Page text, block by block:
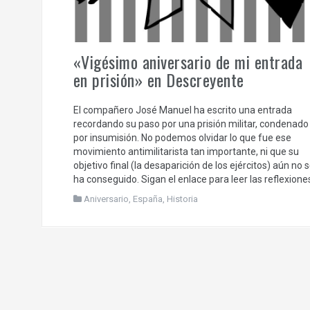
«Vigésimo aniversario de mi entrada
en prisión» en Descreyente
El compañero José Manuel ha escrito una entrada
recordando su paso por una prisión militar, condenado
por insumisión. No podemos olvidar lo que fue ese
movimiento antimilitarista tan importante, ni que su
objetivo final (la desaparición de los ejércitos) aún no
ha conseguido. Sigan el enlace para leer las
Aniversario, España, Historia